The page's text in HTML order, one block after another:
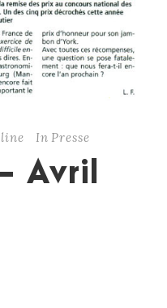
In Presse
Avril